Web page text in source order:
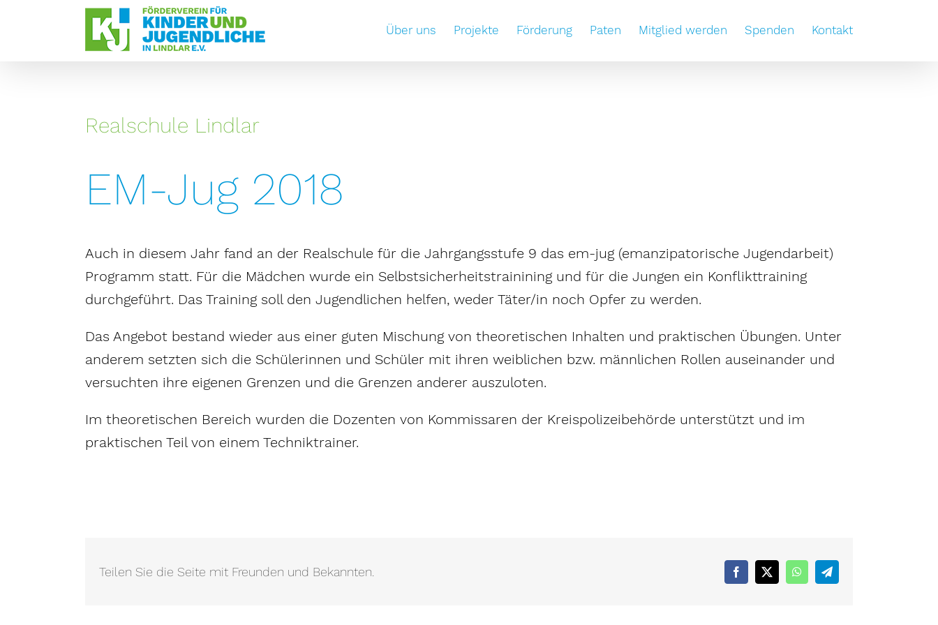
Über uns Projekte Förderung Paten Mitglied werden Spenden Kontakt
Realschule Lindlar
EM-Jug 2018
Auch in diesem Jahr fand an der Realschule für die Jahrgangsstufe 9 das em-jug (emanzipatorische Jugendarbeit)
Programm statt. Für die Mädchen wurde ein Selbstsicherheitstrainining und für die Jungen ein Konflikttraining
durchgeführt. Das Training soll den Jugendlichen helfen, weder Täter/in noch Opfer zu werden.
Das Angebot bestand wieder aus einer guten Mischung von theoretischen Inhalten und praktischen Übungen. Unter
anderem setzten sich die Schülerinnen und Schüler mit ihren weiblichen bzw. männlichen Rollen auseinander und
versuchten ihre eigenen Grenzen und die Grenzen anderer auszuloten.
Im theoretischen Bereich wurden die Dozenten von Kommissaren der Kreispolizeibehörde unterstützt und im
praktischen Teil von einem Techniktrainer.
Teilen Sie die Seite mit Freunden und Bekannten. Facebook
X WhatsAppTelegram